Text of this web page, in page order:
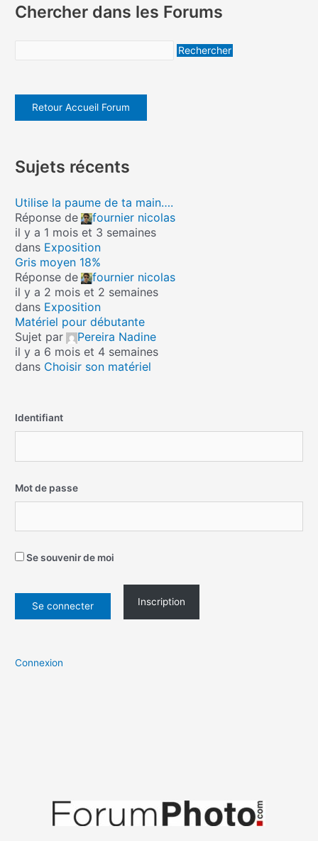
Chercher dans les Forums
Retour Accueil Forum
Sujets récents
Utilise la paume de ta main….
Réponse de
fournier nicolas
il y a 1 mois et 3 semaines
dans Exposition
Gris moyen 18%
Réponse de
fournier nicolas
il y a 2 mois et 2 semaines
dans Exposition
Matériel pour débutante
Sujet par
Pereira Nadine
il y a 6 mois et 4 semaines
dans Choisir son matériel
Identifiant
Mot de passe
Se souvenir de moi
Inscription
Connexion